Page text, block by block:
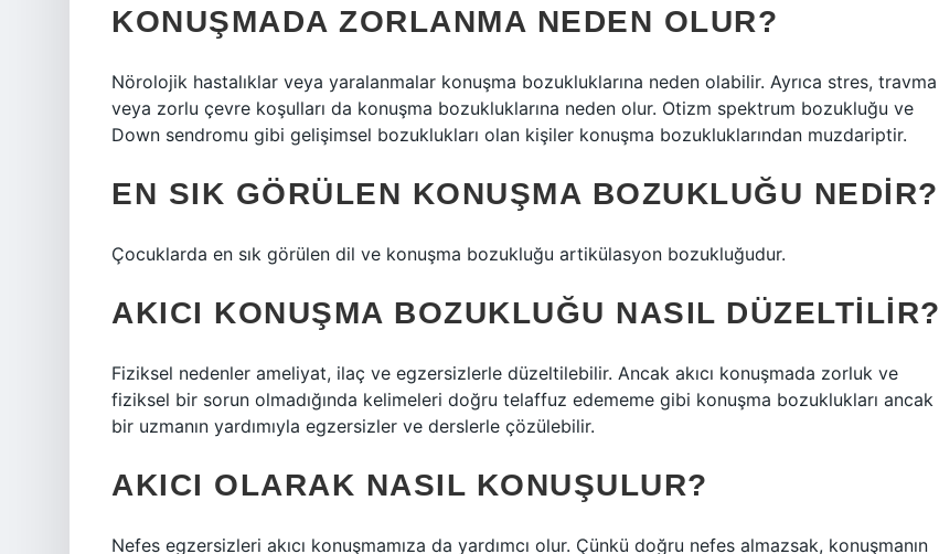
KONUŞMADA ZORLANMA NEDEN OLUR?
Nörolojik hastalıklar veya yaralanmalar konuşma bozukluklarına neden olabilir. Ayrıca stres, travma
veya zorlu çevre koşulları da konuşma bozukluklarına neden olur. Otizm spektrum bozukluğu ve
Down sendromu gibi gelişimsel bozuklukları olan kişiler konuşma bozukluklarından muzdariptir.
EN SIK GÖRÜLEN KONUŞMA BOZUKLUĞU NEDIR?
Çocuklarda en sık görülen dil ve konuşma bozukluğu artikülasyon bozukluğudur.
AKICI KONUŞMA BOZUKLUĞU NASIL DÜZELTILIR?
Fiziksel nedenler ameliyat, ilaç ve egzersizlerle düzeltilebilir. Ancak akıcı konuşmada zorluk ve
fiziksel bir sorun olmadığında kelimeleri doğru telaffuz edememe gibi konuşma bozuklukları ancak
bir uzmanın yardımıyla egzersizler ve derslerle çözülebilir.
AKICI OLARAK NASIL KONUŞULUR?
Nefes egzersizleri akıcı konuşmamıza da yardımcı olur. Çünkü doğru nefes almazsak, konuşmanın